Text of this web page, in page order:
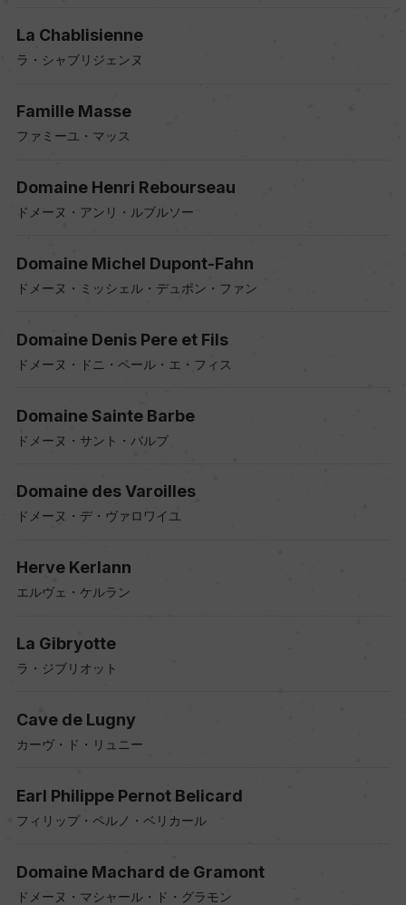
La Chablisienne
ラ・シャブリジェンヌ
Famille Masse
ファミーユ・マッス
Domaine Henri Rebourseau
ドメーヌ・アンリ・ルブルソー
Domaine Michel Dupont-Fahn
ドメーヌ・ミッシェル・デュポン・ファン
Domaine Denis Pere et Fils
ドメーヌ・ドニ・ペール・エ・フィス
Domaine Sainte Barbe
ドメーヌ・サント・バルブ
Domaine des Varoilles
ドメーヌ・デ・ヴァロワイユ
Herve Kerlann
エルヴェ・ケルラン
La Gibryotte
ラ・ジブリオット
Cave de Lugny
カーヴ・ド・リュニー
Earl Philippe Pernot Belicard
フィリップ・ペルノ・ベリカール
Domaine Machard de Gramont
ドメーヌ・マシャール・ド・グラモン